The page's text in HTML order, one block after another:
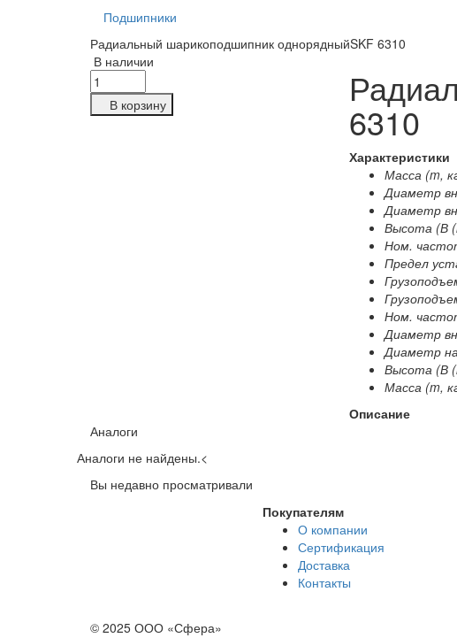
Подшипники
Радиальный шарикоподшипник однорядныйSKF 6310
В наличии
В корзину 6310
Характеристики
Масса (m,
Диаметр
Диаметр
Высота (В
Ном.
Предел
Ном.
Диаметр
Диаметр
Высота (В
Масса (m,
Описание
Аналоги
Аналоги не найдены.<
Вы недавно просматривали
Покупателям
О компании
Сертификация
Доставка
Контакты
© 2025 ООО «Сфера»